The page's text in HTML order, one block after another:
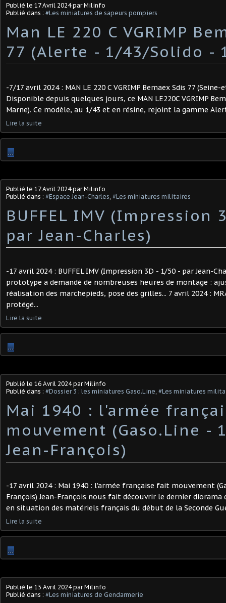
Publié le 17 Avril 2024par Milinfo
Publié dans : #Les miniatures de sapeurs pompiers
Man LE 220 C VGRIMP
77 (Alerte - 1/43/Solido -
-7/17 avril 2024 : MAN LE 220 C VGRIMP Bemaex Sdis 77
Disponible depuis quelques jours, ce MAN LE220C VGRIMP
Marne). Ce modèle, au 1/43 et en résine, rejoint la gamme
Lire la suite
…
Publié le 17 Avril 2024par Milinfo
Publié dans : #Espace Jean-Charles, #Les miniatures militaires
BUFFEL IMV (Impression
par Jean-Charles) ​
-17 avril 2024 : BUFFEL IMV (Impression 3D - 1/50 - par Jean-
prototype a demandé de nombreuses heures de montage :
réalisation des marchepieds, pose des grilles... 7 avril 2024 :
protégé...
Lire la suite
…
Publié le 16 Avril 2024par Milinfo
Publié dans : #Dossier 3 : les miniatures Gaso.Line, #Les miniatures
Mai 1940 : l'armée
mouvement (Gaso.Line -
Jean-François)
-17 avril 2024 : Mai 1940 : l'armée française fait mouvement
François) Jean-François nous fait découvrir le dernier
en situation des matériels français du début de la Seconde
Lire la suite
…
Publié le 15 Avril 2024par Milinfo
Publié dans : #Les miniatures de Gendarmerie